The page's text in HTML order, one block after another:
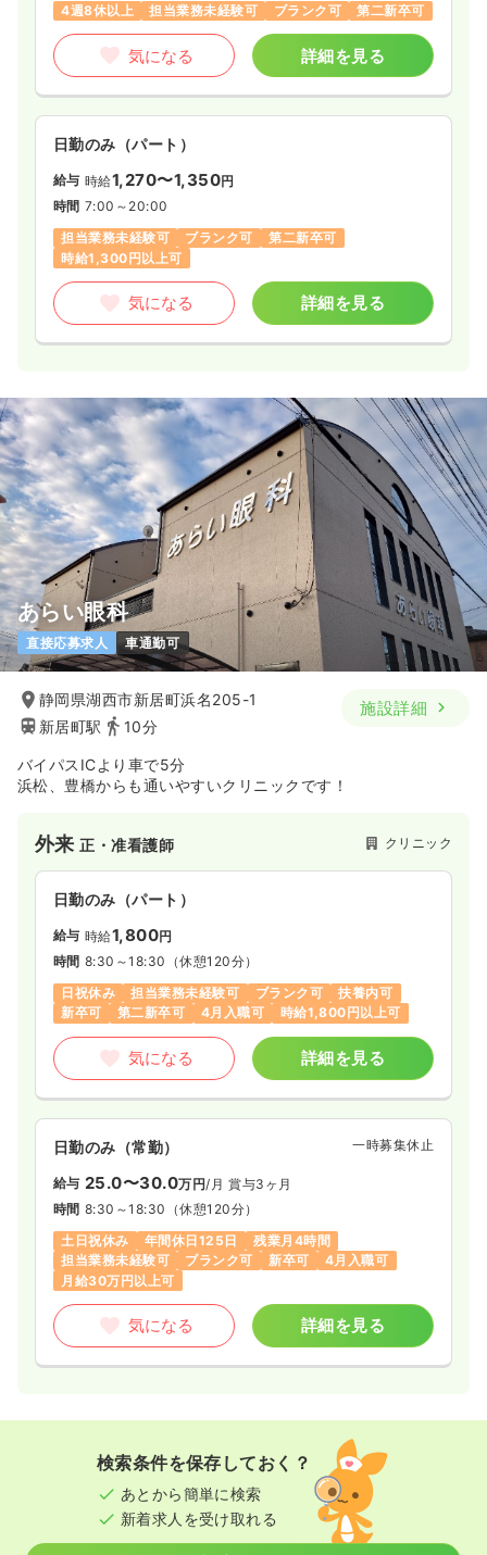
給与 24.7〜35.0万円/月 賞与3.31ヶ月
※一例
時間 8:00～17:00（休憩60分）
透析 正看護師
日勤のみ（常勤）
給与 22.0〜32.0 万円 賞与2回
気になる 詳細を見る
日勤のみ（パート） 一時募集休止
給与 お問い合わせください
時間 8:00～17:00
ブランク可
気になる 詳細を見る
訪問看護 正看護師
日勤のみ（常勤）
※一例
日祝休み
年間休日120日
月給32万円以上可
気になる 詳細を見る
4週8休以上
担当業務未経験可 ブランク可 第二新卒可
気になる 詳細を見る
日勤のみ（パート）
給与 時給1,270〜1,350円
時間 7:00～20:00
担当業務未経験可
ブランク可
第二新卒可
時給1,300円以上可
気になる 詳細を見る
あらい眼科
直接応募求人 車通勤可
静岡県湖西市新居町浜名205-1
新居町駅
10分
施設詳細
バイパスICより車で5分
浜松、豊橋からも通いやすいクリニックです！
外来正・准看護師 クリニック
日勤のみ（パート）
給与 時給1,800円
時間 8:30～18:30 （休憩120分）
日祝休み
担当業務未経験可 ブランク可
扶養内可
新卒可
第二新卒可 4月入職可 時給1,800円以上可
気になる 詳細を見る
日勤のみ（常勤） 一時募集休止
給与 25.0〜30.0万円/月 賞与3ヶ月
時間 8:30～18:30 （休憩120分）
土日祝休み
年間休日125日
残業月4時間
担当業務未経験可
ブランク可 新卒可
4月入職可
月給30万円以上可
気になる 詳細を見る
検索条件を保存しておく？
あとから簡単に検索
新着求人を受け取れる